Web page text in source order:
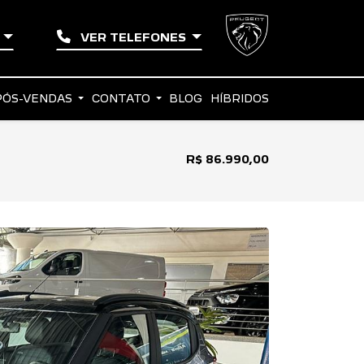
VER TELEFONES
VENDAS CONTATO BLOG HÍBRIDOS
R$ 86.990,00